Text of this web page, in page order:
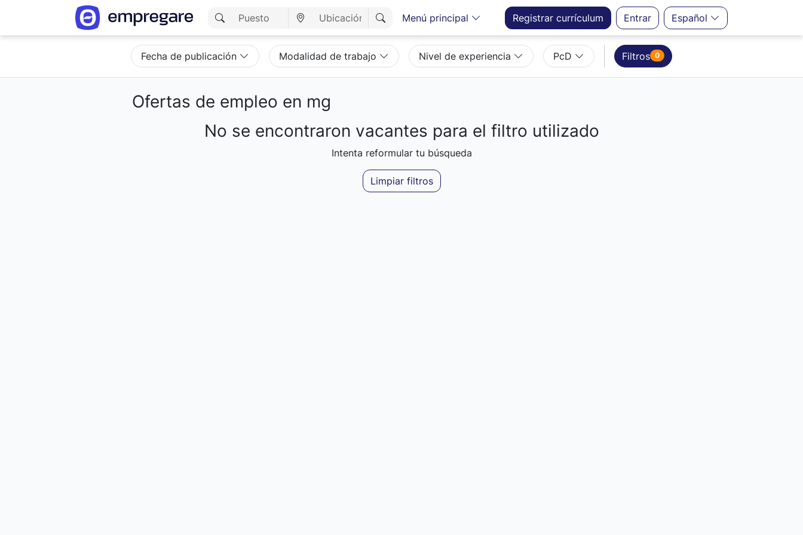
Menú principal Registrar currículum Entrar Español
Fecha de publicación Modalidad de trabajo Nivel de experiencia PcD Filtros 0
Ofertas de empleo en mg
Cargando resultados...No se encontraron vacantes para el filtro utilizado
Intenta reformular tu búsqueda
Limpiar filtros